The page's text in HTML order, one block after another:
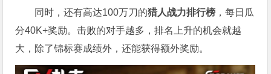
同时，还有高达100万刀的猎人战力排行榜 ，每日瓜
分40K+奖励。击败的对手越多，排名上升的机会就越
大，除了锦标赛成绩外，还能获得额外奖励。